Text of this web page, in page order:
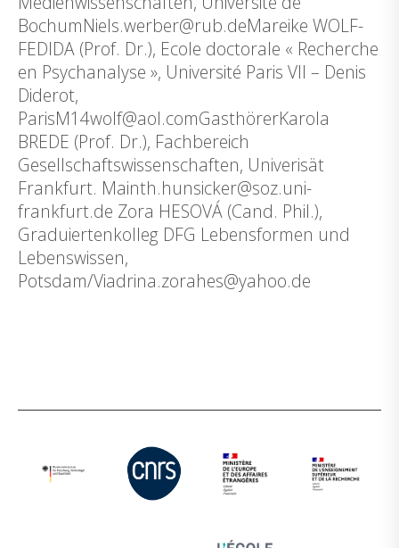
BochumNiels.werber@rub.deMareike WOLF-
FEDIDA (Prof. Dr.), Ecole doctorale « Recherche
en Psychanalyse », Université Paris VII – Denis
Diderot,
ParisM14wolf@aol.comGasthörerKarola
BREDE (Prof. Dr.), Fachbereich
Gesellschaftswissenschaften, Univerisät
Frankfurt. Mainth.hunsicker@soz.uni-
frankfurt.de Zora HESOVÁ (Cand. Phil.),
Graduiertenkolleg DFG Lebensformen und
Lebenswissen,
Potsdam/Viadrina.zorahes@yahoo.de